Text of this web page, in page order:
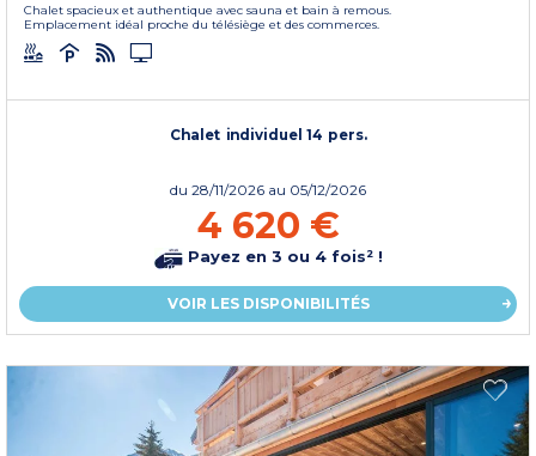
Chalet spacieux et authentique avec sauna et bain à remous.
Emplacement idéal proche du télésiège et des commerces.
Chalet individuel 14 pers.
du 28/11/2026 au 05/12/2026
4 620 €
Payez en 3 ou 4 fois² !
VOIR LES DISPONIBILITÉS